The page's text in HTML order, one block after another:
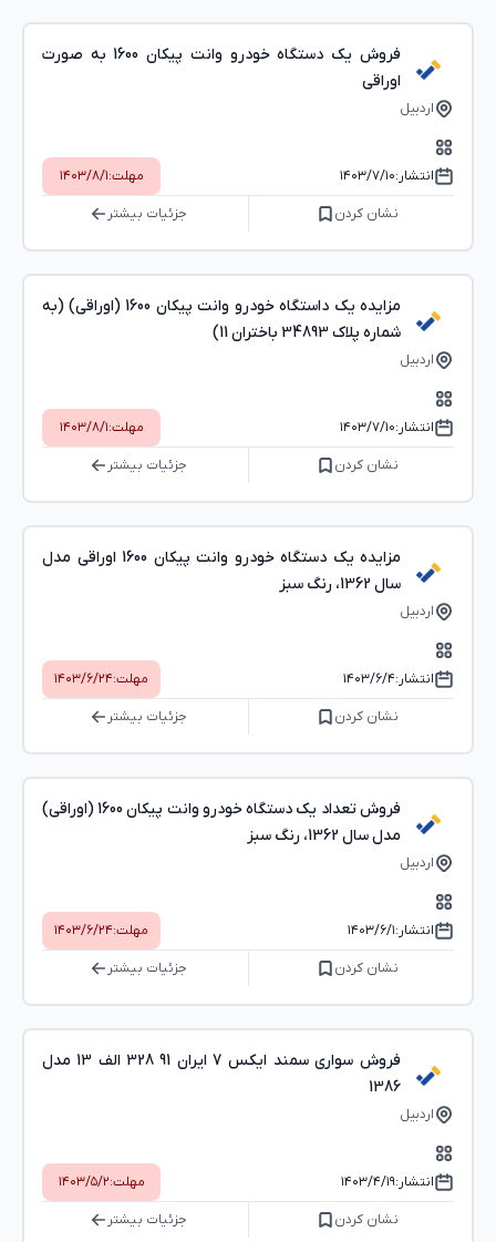
فروش یک دستگاه خودرو وانت پیکان 1600 به صورت
اوراقی
اردبیل
انتشار:۱۴۰۳/۷/۱۰ مهلت:۱۴۰۳/۸/۱
نشان کردن جزئیات بیشتر
مزایده یک داستگاه خودرو وانت پیکان 1600 (اوراقی) (به
شماره پلاک 34893 باختران 11)
اردبیل
انتشار:۱۴۰۳/۷/۱۰ مهلت:۱۴۰۳/۸/۱
نشان کردن جزئیات بیشتر
مزایده یک دستگاه خودرو وانت پیکان 1600 اوراقی مدل
سال 1362، رنگ سبز
اردبیل
انتشار:۱۴۰۳/۶/۴ مهلت:۱۴۰۳/۶/۲۴
نشان کردن جزئیات بیشتر
فروش تعداد یک دستگاه خودرو وانت پیکان 1600 (اوراقی)
مدل سال 1362، رنگ سبز
اردبیل
انتشار:۱۴۰۳/۶/۱ مهلت:۱۴۰۳/۶/۲۴
نشان کردن جزئیات بیشتر
فروش سواری سمند ایکس 7 ایران 91 328 الف 13 مدل
1386
اردبیل
انتشار:۱۴۰۳/۴/۱۹ مهلت:۱۴۰۳/۵/۲
نشان کردن جزئیات بیشتر